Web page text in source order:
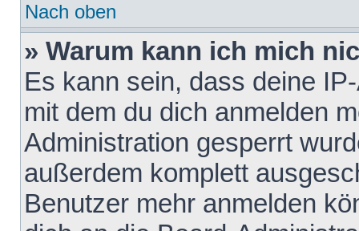
Nach oben
» Warum kann ich mich
Es kann sein, dass deine
mit dem du dich anmelden
Administration gesperrt
außerdem komplett
Benutzer mehr anmelden